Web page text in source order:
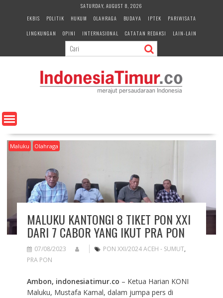
e
n
SATURDAY, AUGUST 8, 2026
EKBIS
POLITIK HUKUM OLAHRAGA BUDAYA IPTEK
PARIWISATA
LINGKUNGAN
OPINI INTERNASIONAL CATATAN REDAKSI LAIN-LAIN
Maluku Olahraga
MALUKU KANTONGI 8 TIKET PON XXI
DARI 7 CABOR YANG IKUT PRA PON
07/08/2023 PON XXI/2024 ACEH - SUMUT,
PRA PON
Ambon, indonesiatimur.co – Ketua Harian KONI
Maluku, Mustafa Kamal, dalam jumpa pers di